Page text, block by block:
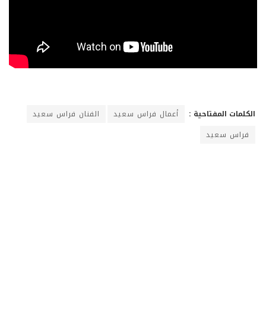
الكلمات المفتاحية : أعمال فراس سعيد
الفنان فراس سعيد
فراس سعيد